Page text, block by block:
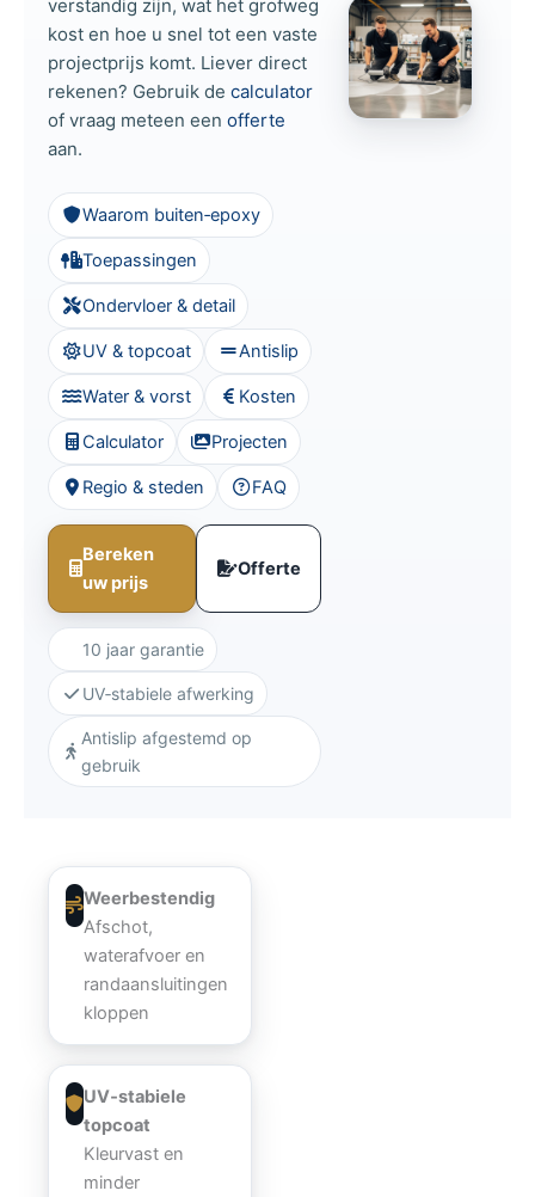
verstandig zijn, wat het grofweg
kost en hoe u snel tot een vaste
projectprijs komt. Liever direct
rekenen? Gebruik de calculator
of vraag meteen een offerte
aan.
Waarom buiten‑epoxy
Toepassingen
Ondervloer & detail
UV & topcoat Antislip
Water & vorst Kosten
Calculator Projecten
Regio & steden FAQ
Bereken
uw prijs
Offerte
10 jaar garantie
UV‑stabiele afwerking
Antislip afgestemd op
gebruik
Weerbestendig
Afschot,
waterafvoer en
randaansluitingen
kloppen
UV‑stabiele
topcoat
Kleurvast en
minder